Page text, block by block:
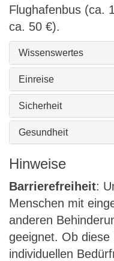
Flughafenbus (ca.
ca. 50 €).
Wissenswertes
Einreise
Sicherheit
Gesundheit
Hinweise
Barrierefreiheit:
Menschen mit
anderen
geeignet. Ob
individuellen